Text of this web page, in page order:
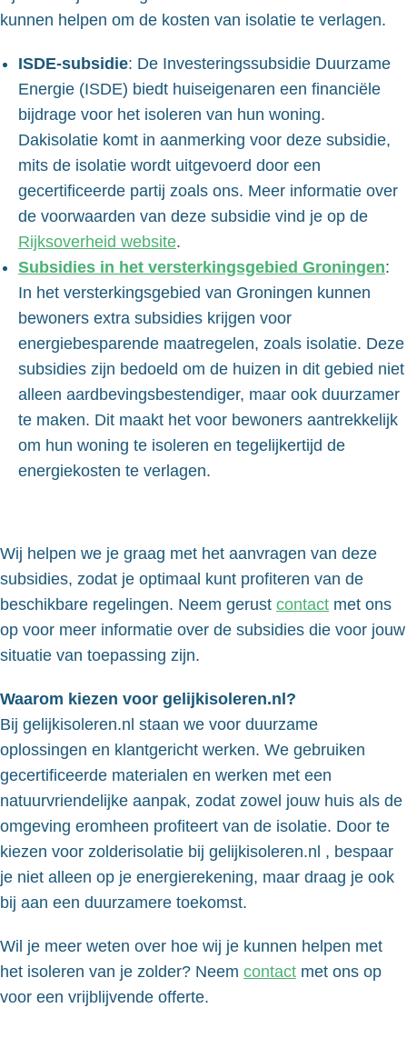
kunnen helpen om de kosten van isolatie te verlagen.
ISDE-subsidie: De Investeringssubsidie Duurzame
Energie (ISDE) biedt huiseigenaren een financiële
bijdrage voor het isoleren van hun woning.
Dakisolatie komt in aanmerking voor deze subsidie,
mits de isolatie wordt uitgevoerd door een
gecertificeerde partij zoals ons. Meer informatie over
de voorwaarden van deze subsidie vind je op de
Rijksoverheid website.
Subsidies in het versterkingsgebied Groningen:
In het versterkingsgebied van Groningen kunnen
bewoners extra subsidies krijgen voor
energiebesparende maatregelen, zoals isolatie. Deze
subsidies zijn bedoeld om de huizen in dit gebied niet
alleen aardbevingsbestendiger, maar ook duurzamer
te maken. Dit maakt het voor bewoners aantrekkelijk
om hun woning te isoleren en tegelijkertijd de
energiekosten te verlagen.
Wij helpen we je graag met het aanvragen van deze
subsidies, zodat je optimaal kunt profiteren van de
beschikbare regelingen. Neem gerust contact met ons
op voor meer informatie over de subsidies die voor jouw
situatie van toepassing zijn.
Waarom kiezen voor gelijkisoleren.nl?
Bij gelijkisoleren.nl staan we voor duurzame
oplossingen en klantgericht werken. We gebruiken
gecertificeerde materialen en werken met een
natuurvriendelijke aanpak, zodat zowel jouw huis als de
omgeving eromheen profiteert van de isolatie. Door te
kiezen voor zolderisolatie bij gelijkisoleren.nl , bespaar
je niet alleen op je energierekening, maar draag je ook
bij aan een duurzamere toekomst.
Wil je meer weten over hoe wij je kunnen helpen met
het isoleren van je zolder? Neem contact met ons op
voor een vrijblijvende offerte.